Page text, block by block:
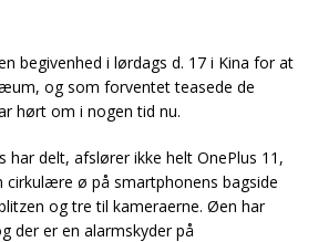
begivenhed i lørdags d. 17 i Kina for at
og som forventet teasede de
hørt om i nogen tid nu.
har delt, afslører ikke helt OnePlus 11,
cirkulære ø på smartphonens bagside
og tre til kameraerne. Øen har
der er en alarmskyder på